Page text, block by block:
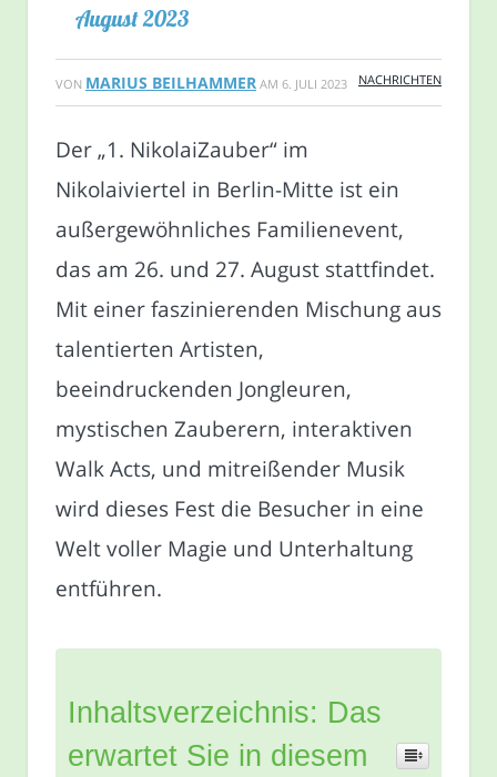
August 2023
VON MARIUS BEILHAMMER AM 6. JULI 2023 NACHRICHTEN
Der „1. NikolaiZauber“ im
Nikolaiviertel in Berlin-Mitte ist ein
außergewöhnliches Familienevent,
das am 26. und 27. August stattfindet.
Mit einer faszinierenden Mischung aus
talentierten Artisten,
beeindruckenden Jongleuren,
mystischen Zauberern, interaktiven
Walk Acts, und mitreißender Musik
wird dieses Fest die Besucher in eine
Welt voller Magie und Unterhaltung
entführen.
Inhaltsverzeichnis: Das
erwartet Sie in diesem